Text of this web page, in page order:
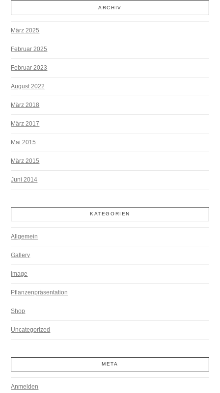
ARCHIV
März 2025
Februar 2025
Februar 2023
August 2022
März 2018
März 2017
Mai 2015
März 2015
Juni 2014
KATEGORIEN
Allgemein
Gallery
Image
Pflanzenpräsentation
Shop
Uncategorized
META
Anmelden